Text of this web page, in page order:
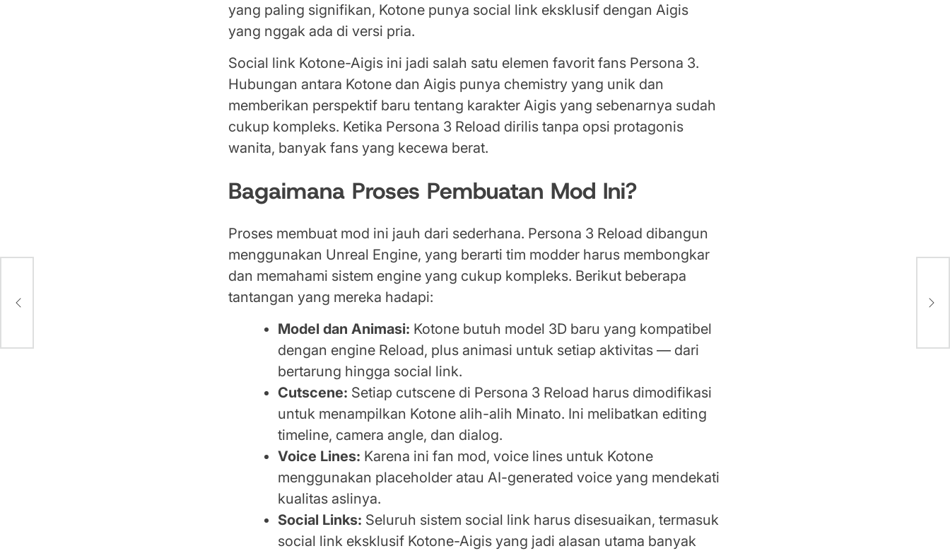
yang paling signifikan, Kotone punya social link eksklusif dengan Aigis
yang nggak ada di versi pria.
Social link Kotone-Aigis ini jadi salah satu elemen favorit fans Persona 3.
Hubungan antara Kotone dan Aigis punya chemistry yang unik dan
memberikan perspektif baru tentang karakter Aigis yang sebenarnya sudah
cukup kompleks. Ketika Persona 3 Reload dirilis tanpa opsi protagonis
wanita, banyak fans yang kecewa berat.
Bagaimana Proses Pembuatan Mod Ini?
Proses membuat mod ini jauh dari sederhana. Persona 3 Reload dibangun
menggunakan Unreal Engine, yang berarti tim modder harus membongkar
dan memahami sistem engine yang cukup kompleks. Berikut beberapa
tantangan yang mereka hadapi:
Model dan Animasi: Kotone butuh model 3D baru yang kompatibel
dengan engine Reload, plus animasi untuk setiap aktivitas — dari
bertarung hingga social link.
Cutscene: Setiap cutscene di Persona 3 Reload harus dimodifikasi
untuk menampilkan Kotone alih-alih Minato. Ini melibatkan editing
timeline, camera angle, dan dialog.
Voice Lines: Karena ini fan mod, voice lines untuk Kotone
menggunakan placeholder atau AI-generated voice yang mendekati
kualitas aslinya.
Social Links: Seluruh sistem social link harus disesuaikan, termasuk
social link eksklusif Kotone-Aigis yang jadi alasan utama banyak